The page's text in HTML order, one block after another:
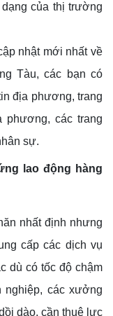
của thị trường
nhật mới nhất về
Tàu, các bạn có
địa phương, trang
phương, các trang
sự.
lao động hàng
nhất định nhưng
cấp các dịch vụ
dù có tốc độ chậm
nghiệp, các xưởng
dào, cần thuê lực